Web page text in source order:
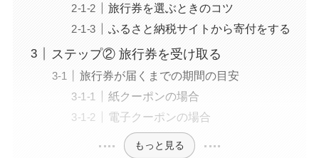
旅行券を選ぶときのコツ
ふるさと納税サイトから寄付をする
ステップ② 旅行券を受け取る
旅行券が届くまでの期間の目安
紙クーポンの場合
電子クーポンの場合
もっと見る